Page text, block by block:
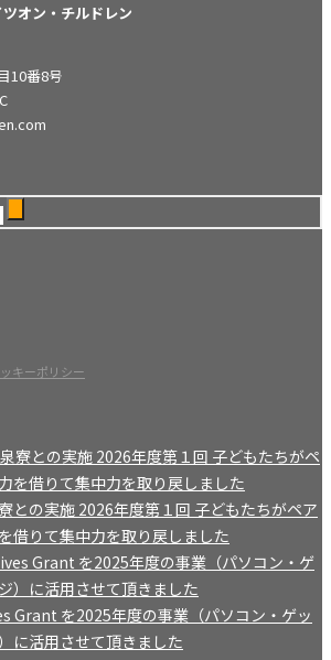
オン・チルドレン
10番8号
キーポリシー
との実施 2026年度第１回 子どもたちがペア
借りて集中力を取り戻しました
Grant を2025年度の事業（パソコン・ゲッ
に活用させて頂きました